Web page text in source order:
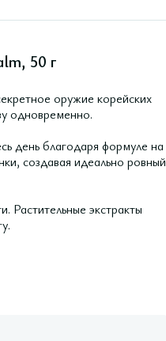
50 г
оружие корейских
одновременно.
день благодаря формуле на
создавая идеально ровный
Растительные экстракты